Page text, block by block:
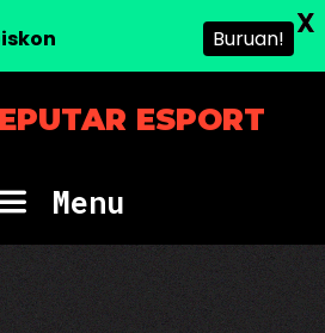
ESPORT
Menu
Buruan! X